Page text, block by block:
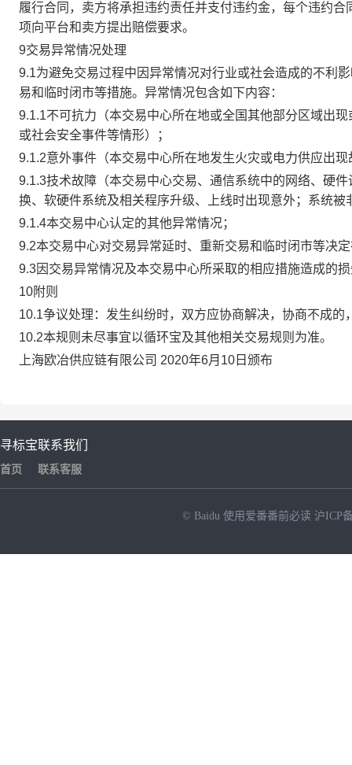
履行合同，卖方将承担违约责任并支付违约金，每个违约
项向平台和卖方提出赔偿要求。
9交易异常情况处理
9.1为避免交易过程中因异常情况对行业或社会造成的不利
易和临时闭市等措施。异常情况包含如下内容：
9.1.1不可抗力（本交易中心所在地或全国其他部分区域出
或社会安全事件等情形）；
9.1.2意外事件（本交易中心所在地发生火灾或电力供应出
9.1.3技术故障（本交易中心交易、通信系统中的网络、硬
换、软硬件系统及相关程序升级、上线时出现意外；系统
9.1.4本交易中心认定的其他异常情况；
9.2本交易中心对交易异常延时、重新交易和临时闭市等决
9.3因交易异常情况及本交易中心所采取的相应措施造成的
10附则
10.1争议处理：发生纠纷时，双方应协商解决，协商不成
10.2本规则未尽事宜以循环宝及其他相关交易规则为准。
上海欧冶供应链有限公司 2020年6月10日颁布
寻标宝
首页
联系我们
联系客服
© Baidu 使用爱番番前必读 沪ICP